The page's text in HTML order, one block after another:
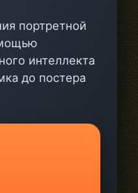
портретной
интеллекта
до постера